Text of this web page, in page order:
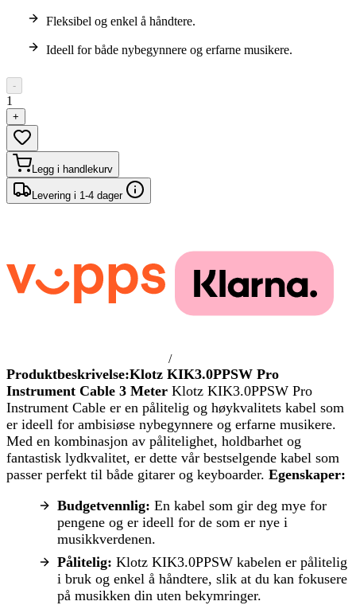
Fleksibel og enkel å håndtere.
Ideell for både nybegynnere og erfarne musikere.
-
1
+
Legg i handlekurv
Levering i 1-4 dager
/
Produktbeskrivelse:Klotz KIK3.0PPSW Pro
Instrument Cable 3 Meter Klotz KIK3.0PPSW Pro
Instrument Cable er en pålitelig og høykvalitets kabel som
er ideell for ambisiøse nybegynnere og erfarne musikere.
Med en kombinasjon av pålitelighet, holdbarhet og
fantastisk lydkvalitet, er dette vår bestselgende kabel som
passer perfekt til både gitarer og keyboarder. Egenskaper:
Budgetvennlig: En kabel som gir deg mye for
pengene og er ideell for de som er nye i
musikkverdenen.
Pålitelig: Klotz KIK3.0PPSW kabelen er pålitelig
i bruk og enkel å håndtere, slik at du kan fokusere
på musikken din uten bekymringer.